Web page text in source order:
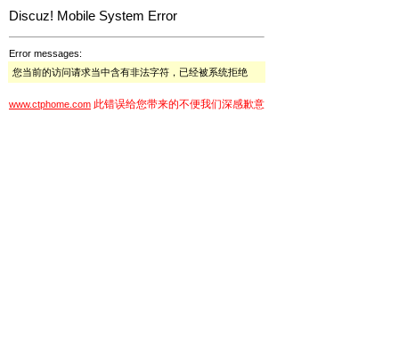
Discuz! Mobile System Error
Error messages:
您当前的访问请求当中含有非法字符，已经被系统拒绝
www.ctphome.com 此错误给您带来的不便我们深感歉意